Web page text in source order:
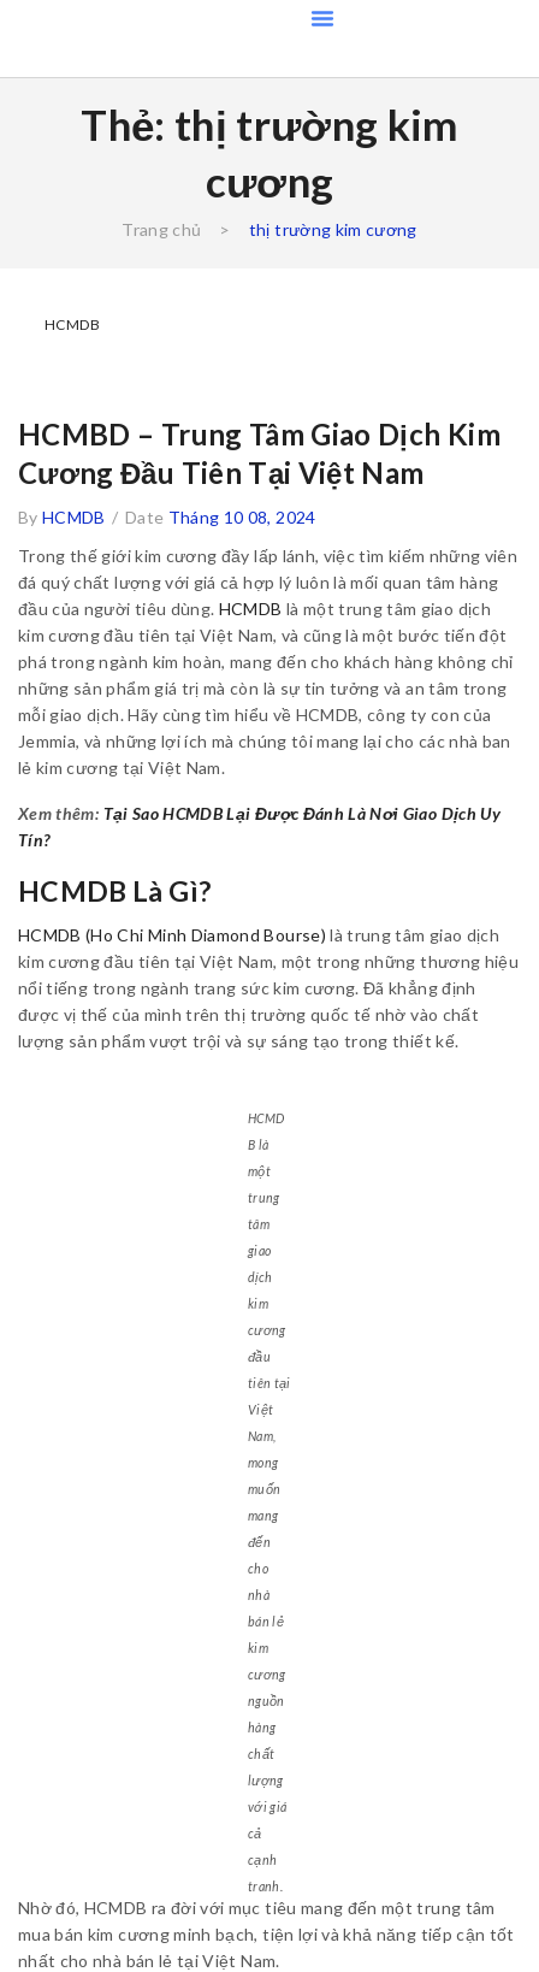
Thẻ: thị trường kim
cương
Trang chủ > thị trường kim cương
HCMDB
HCMBD – Trung Tâm Giao Dịch Kim
Cương Đầu Tiên Tại Việt Nam
ByHCMDB / Date Tháng 10 08, 2024
Trong thế giới kim cương đầy lấp lánh, việc tìm kiếm những viên
đá quý chất lượng với giá cả hợp lý luôn là mối quan tâm hàng
đầu của người tiêu dùng. HCMDB là một trung tâm giao dịch
kim cương đầu tiên tại Việt Nam, và cũng là một bước tiến đột
phá trong ngành kim hoàn, mang đến cho khách hàng không chỉ
những sản phẩm giá trị mà còn là sự tin tưởng và an tâm trong
mỗi giao dịch. Hãy cùng tìm hiểu về HCMDB, công ty con của
Jemmia, và những lợi ích mà chúng tôi mang lại cho các nhà ban
lẻ kim cương tại Việt Nam.
Xem thêm: Tại Sao HCMDB Lại Được Đánh Là Nơi Giao Dịch Uy
Tín?
HCMDB Là Gì?
HCMDB (Ho Chi Minh Diamond Bourse) là trung tâm giao dịch
kim cương đầu tiên tại Việt Nam, một trong những thương hiệu
nổi tiếng trong ngành trang sức kim cương. Đã khẳng định
được vị thế của mình trên thị trường quốc tế nhờ vào chất
lượng sản phẩm vượt trội và sự sáng tạo trong thiết kế.
HCMD
B là
một
trung
tâm
giao
dịch
kim
cương
đầu
tiên tại
Việt
Nam,
mong
muốn
mang
đến
cho
nhà
bán lẻ
kim
cương
nguồn
hàng
chất
lượng
với giá
cả
cạnh
tranh.
Nhờ đó, HCMDB ra đời với mục tiêu mang đến một trung tâm
mua bán kim cương minh bạch, tiện lợi và khả năng tiếp cận tốt
nhất cho nhà bán lẻ tại Việt Nam.